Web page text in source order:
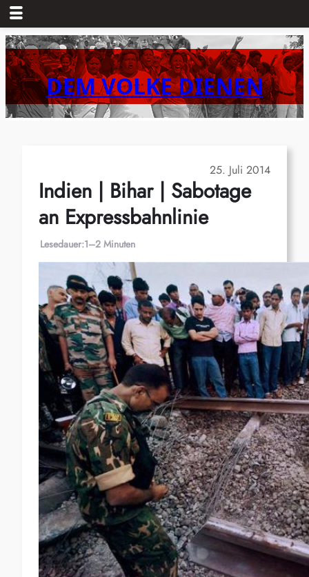
Zum
Inhalt
springenDEM VOLKE DIENEN
25. Juli 2014
Indien | Bihar | Sabotage
an Expressbahnlinie
Lesedauer:1–2 Minuten